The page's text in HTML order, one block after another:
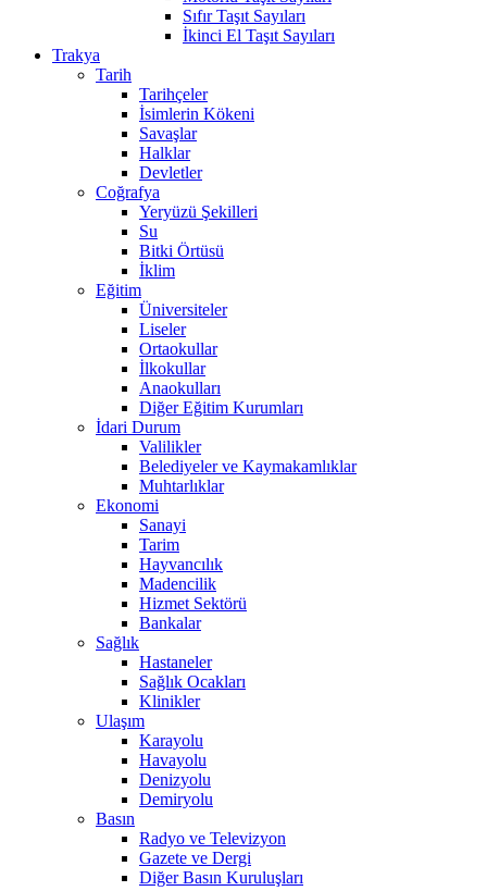
Sıfır Taşıt Sayıları
İkinci El Taşıt Sayıları
Trakya
Tarih
Tarihçeler
İsimlerin Kökeni
Savaşlar
Halklar
Devletler
Coğrafya
Yeryüzü Şekilleri
Su
Bitki Örtüsü
İklim
Eğitim
Üniversiteler
Liseler
Ortaokullar
İlkokullar
Anaokulları
Diğer Eğitim Kurumları
İdari Durum
Valilikler
Belediyeler ve Kaymakamlıklar
Muhtarlıklar
Ekonomi
Sanayi
Tarim
Hayvancılık
Madencilik
Hizmet Sektörü
Bankalar
Sağlık
Hastaneler
Sağlık Ocakları
Klinikler
Ulaşım
Karayolu
Havayolu
Denizyolu
Demiryolu
Basın
Radyo ve Televizyon
Gazete ve Dergi
Diğer Basın Kuruluşları